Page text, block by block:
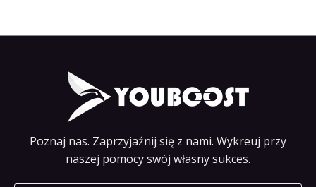
Poznaj nas. Zaprzyjaźnij się z nami. Wykreuj przy
naszej pomocy swój własny sukces.